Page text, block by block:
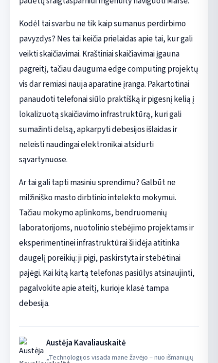
Kodėl tai svarbu ne tik kaip sumanus perdirbimo
pavyzdys? Nes tai keičia prielaidas apie tai, kur gali
veikti skaičiavimai. Kraštiniai skaičiavimai įgauna
pagreitį, tačiau dauguma edge computing projektų
vis dar remiasi nauja aparatine įranga. Pakartotinai
panaudoti telefonai siūlo praktišką ir pigesnį kelią į
lokalizuotą skaičiavimo infrastruktūrą, kuri gali
sumažinti delsą, apkarpyti debesijos išlaidas ir
neleisti naudingai elektronikai atsidurti
sąvartynuose.
Ar tai gali tapti masiniu sprendimu? Galbūt ne
milžiniško masto dirbtinio intelekto mokymui.
Tačiau mokymo aplinkoms, bendruomenių
laboratorijoms, nuotolinio stebėjimo projektams ir
eksperimentinei infrastruktūrai ši idėja atitinka
daugelį poreikių: ji pigi, paskirstyta ir stebėtinai
pajėgi. Kai kitą kartą telefonas pasiūlys atsinaujinti,
pagalvokite apie ateitį, kurioje klasė tampa
debesija.
Austėja Kavaliauskaitė
„Technologijos visada mane žavėjo – nuo išmaniųjų